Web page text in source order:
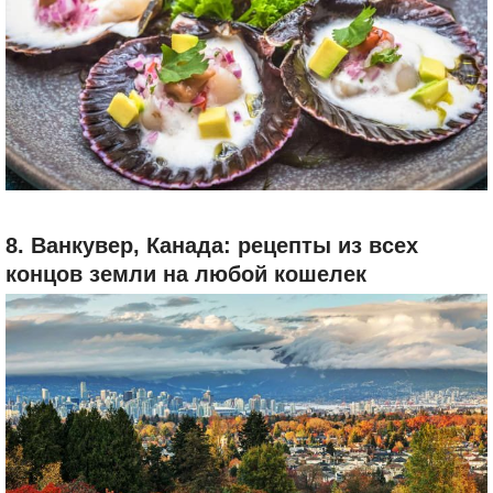
По всему городу разбросаны японско-перуанские
заведения вроде La Mar, где севиче и суши нигири
возведены в ранг искусства, и Osaka, в котором
подают сашими с тунцом, перепелиными яйцами,
лососем и фуа-гра. В Hotel Maury нельзя не
попробовать коктейль писко сауэр из перуанского
бренди, лаймового сока, сиропа и яичного белка.